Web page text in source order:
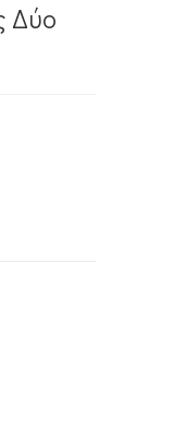
Δύο